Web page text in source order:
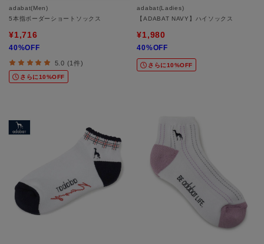
adabat(Men)
5本指ボーダーショートソックス
¥1,716
40%OFF
5.0 (1件)
さらに10%OFF
adabat(Ladies)
【ADABAT NAVY】ハイソックス
¥1,980
40%OFF
さらに10%OFF